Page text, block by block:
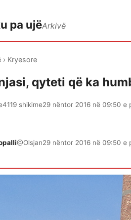
pa ujëArkivë
› Kryesore
qyteti që ka
4119 shikime29 nëntor 2016 në 09:50 e
@Olsjan29 nëntor 2016 në 09:50 e